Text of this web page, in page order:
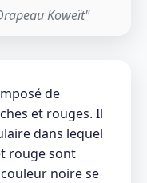
Koweït"
de
et rouges. Il
dans lequel
rouge sont
noire se